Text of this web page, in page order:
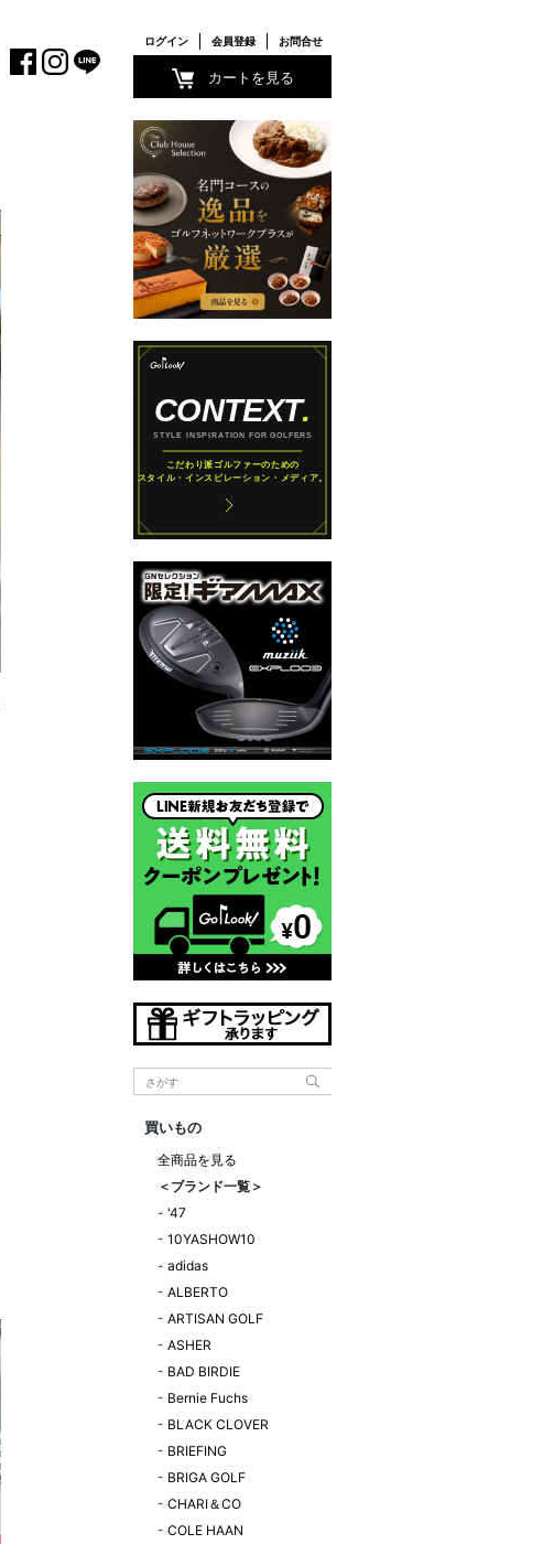
ログイン 会員登録 お問合せ
カートを見る
買いもの
全商品を見る
＜ブランド一覧＞
- '47
- 10YASHOW10
- adidas
- ALBERTO
- ARTISAN GOLF
- ASHER
- BAD BIRDIE
- Bernie Fuchs
- BLACK CLOVER
- BRIEFING
- BRIGA GOLF
- CHARI＆CO
- COLE HAAN